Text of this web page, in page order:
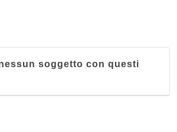
soggetto con questi